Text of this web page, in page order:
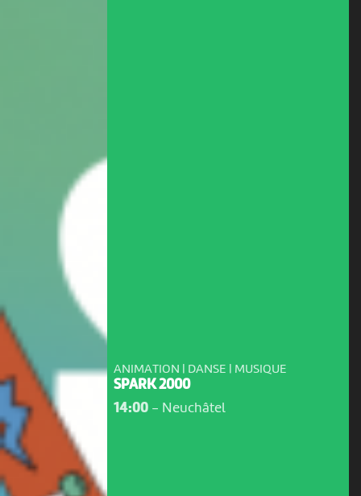
ANIMATION | DANSE | MUSIQUE
SPARK 2000
14:00- Neuchâtel